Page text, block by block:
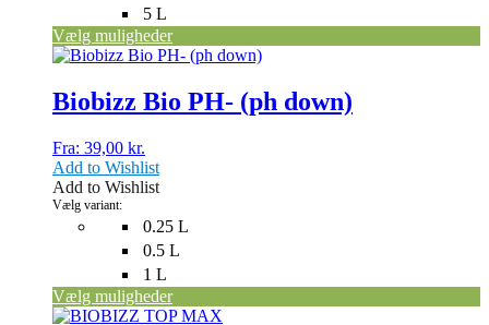
5 L
Vælg muligheder
Biobizz Bio PH- (ph down)
Fra: 39,00 kr.
0.25 L
0.5 L
1 L
Vælg variant:
Vælg muligheder
Dette
har
flere
Mulighederne
kan
vælges
på
varesiden
Add to Wishlist
Add to Wishlist
Dette